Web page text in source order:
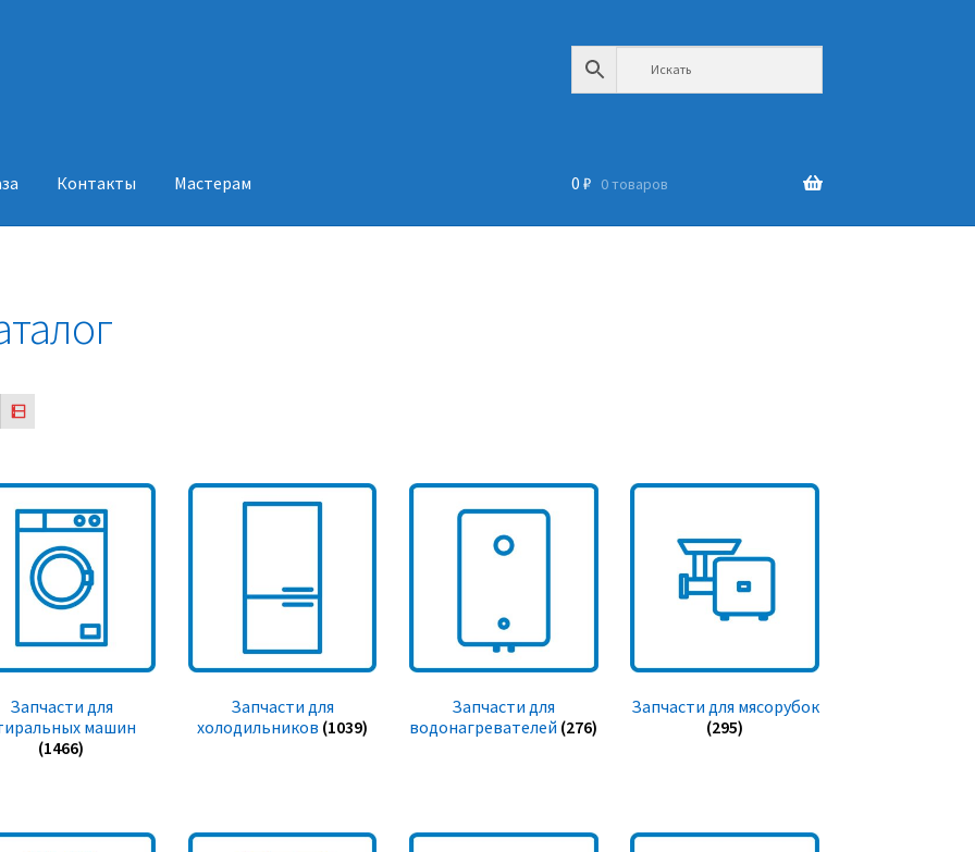
Контакты Мастерам 0 ₽ 0 товаров
Запчасти для
машин
(1466)
Запчасти для
холодильников (1039)
Запчасти для
водонагревателей (276)
Запчасти для мясорубок
(295)